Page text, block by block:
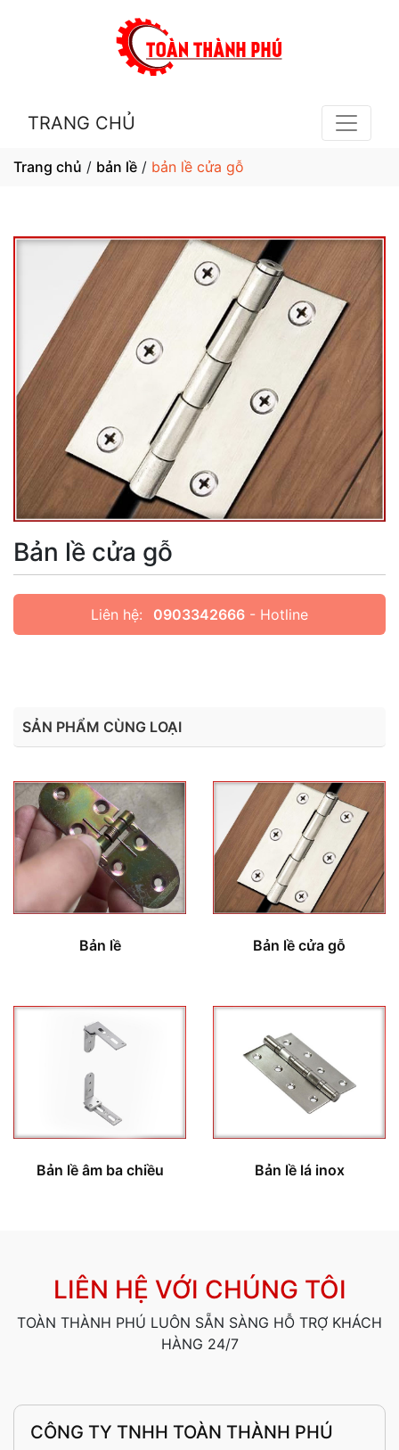
TRANG CHỦ
Trang chủ / bản lề / bản lề cửa gỗ
Bản lề cửa gỗ
Liên hệ: 0903342666 - Hotline
SẢN PHẨM CÙNG LOẠI
Bản lề Bản lề cửa gỗ
Bản lề âm ba chiều Bản lề lá inox
LIÊN HỆ VỚI CHÚNG TÔI
TOÀN THÀNH PHÚ LUÔN SẴN SÀNG HỖ TRỢ KHÁCH
HÀNG 24/7
CÔNG TY TNHH TOÀN THÀNH PHÚ